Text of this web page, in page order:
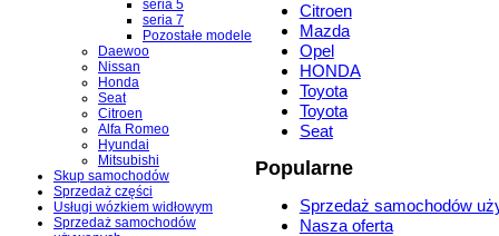
seria 5
seria 7
Pozostałe modele
Daewoo
Nissan
Honda
Seat
Citroen
Alfa Romeo
Hyundai
Mitsubishi
Skup samochodów
Sprzedaż części
Usługi wózkiem widłowym
Sprzedaż samochodów
Citroen
Mazda
Opel
HONDA
Toyota
Toyota
Seat
Popularne
Sprzedaż samochodów
Nasza oferta